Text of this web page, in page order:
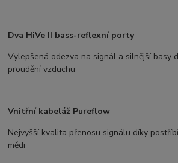
Dva HiVe II bass-reflexní porty
Vylepšená odezva na signál a silnější basy
proudění vzduchu
Vnitřní kabeláž Pureflow
Nejvyšší kvalita přenosu signálu díky
mědi